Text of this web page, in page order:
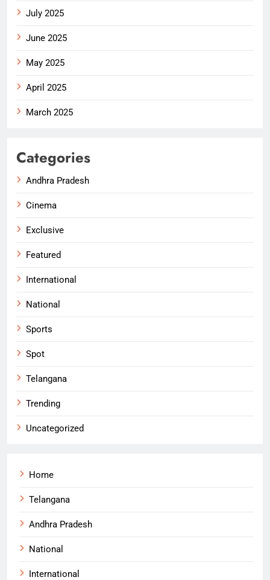
July 2025
June 2025
May 2025
April 2025
March 2025
Categories
Andhra Pradesh
Cinema
Exclusive
Featured
International
National
Sports
Spot
Telangana
Trending
Uncategorized
Home
Telangana
Andhra Pradesh
National
International